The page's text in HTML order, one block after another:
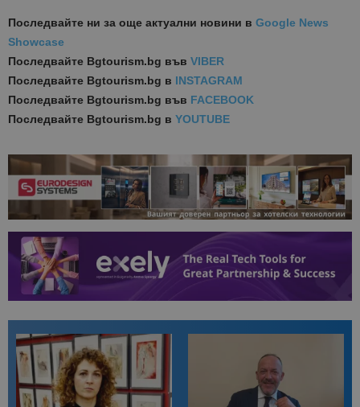
Последвайте ни за още актуални новини в Google News
Showcase
Последвайте Bgtourism.bg във VIBER
Последвайте Bgtourism.bg в INSTAGRAM
Последвайте Bgtourism.bg във FACEBOOK
Последвайте Bgtourism.bg в YOUTUBE